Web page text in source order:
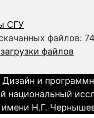
СГУ
файлов:
файлов
и
национальный
имени Н.Г.